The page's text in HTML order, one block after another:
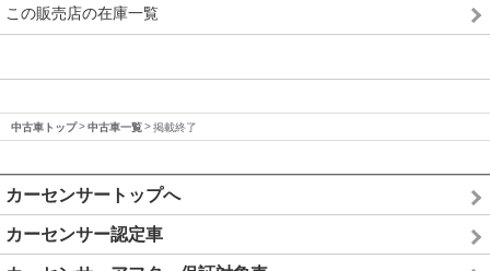
この販売店の在庫一覧
中古車トップ 中古車一覧 掲載終了
カーセンサートップへ
カーセンサー認定車